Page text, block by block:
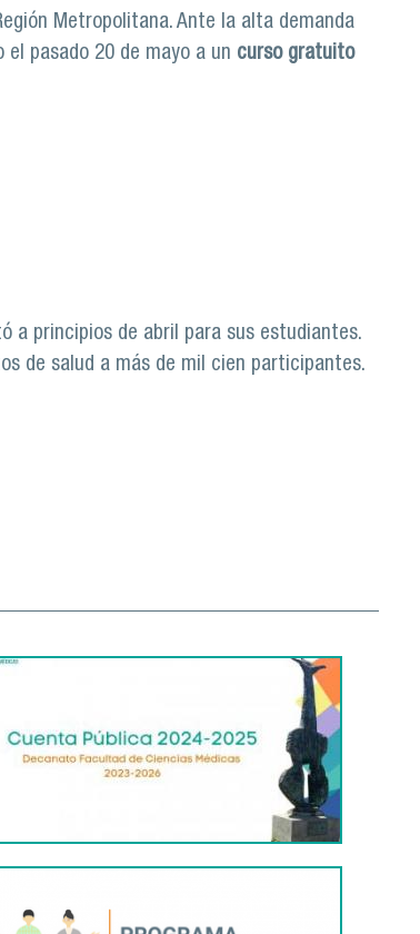
Metropolitana. Ante la alta demanda
pasado 20 de mayo a un curso gratuito
a principios de abril para sus estudiantes.
de salud a más de mil cien participantes.